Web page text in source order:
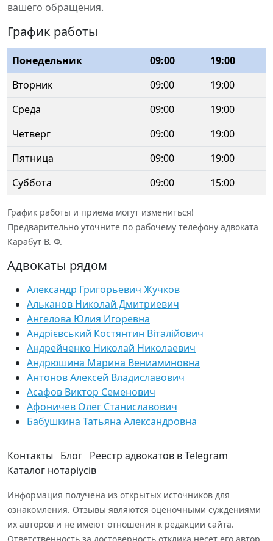
вашего обращения.
График работы
Понедельник 09:00
19:00
Вторник
09:00
19:00
Среда
09:00
19:00
Четверг
09:00
19:00
Пятница
09:00
19:00
Суббота
09:00 15:00
График работы и приема могут измениться!
Предварительно уточните по рабочему телефону адвоката
Карабут В. Ф.
Адвокаты рядом
Александр Григорьевич Жучков
Альканов Николай Дмитриевич
Ангелова Юлия Игоревна
Андрієвський Костянтин Віталійович
Андрейченко Николай Николаевич
Андрюшина Марина Вениаминовна
Антонов Алексей Владиславович
Асафов Виктор Семенович
Афоничев Олег Станиславович
Бабушкина Татьяна Александровна
Контакты Блог Реестр адвокатов в Telegram
Каталог нотаріусів
Информация получена из открытых источников для
ознакомления. Отзывы являются оценочными суждениями
их авторов и не имеют отношения к редакции сайта.